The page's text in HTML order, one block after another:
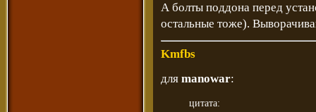
А болты поддона перед
остальные тоже).
Kmfbs
для manowar:
цитата: